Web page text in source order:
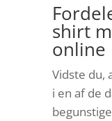
shirt
online
Vidste du,
i en af de